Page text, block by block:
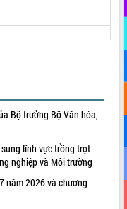
Bộ trưởng Bộ Văn hóa,
lĩnh vực trồng trọt
nghiệp và Môi trường
năm 2026 và chương